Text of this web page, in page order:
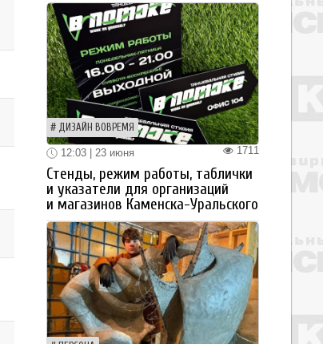
ДИЗАЙН ВОВРЕМЯ
1711
12:03 | 23 июня
Стенды, режим работы, таблички
и указатели для организаций
и магазинов Каменска-Уральского